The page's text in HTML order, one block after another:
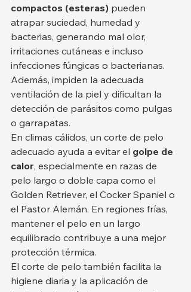
compactos (esteras) pueden
atrapar suciedad, humedad y
bacterias, generando mal olor,
irritaciones cutáneas e incluso
infecciones fúngicas o bacterianas.
Además, impiden la adecuada
ventilación de la piel y dificultan la
detección de parásitos como pulgas
o garrapatas.
En climas cálidos, un corte de pelo
adecuado ayuda a evitar el golpe de
calor, especialmente en razas de
pelo largo o doble capa como el
Golden Retriever, el Cocker Spaniel o
el Pastor Alemán. En regiones frías,
mantener el pelo en un largo
equilibrado contribuye a una mejor
protección térmica.
El corte de pelo también facilita la
higiene diaria y la aplicación de